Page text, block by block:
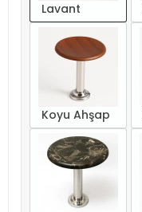
Lavant
Koyu Ahşap